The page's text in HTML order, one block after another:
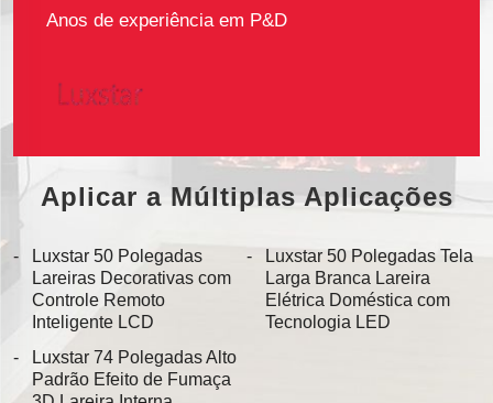
Anos de experiência em P&D
Aplicar a Múltiplas Aplicações
Luxstar 50 Polegadas
Lareiras Decorativas com
Controle Remoto
Inteligente LCD
Luxstar 50 Polegadas Tela
Larga Branca Lareira
Elétrica Doméstica com
Tecnologia LED
Luxstar 74 Polegadas Alto
Padrão Efeito de Fumaça